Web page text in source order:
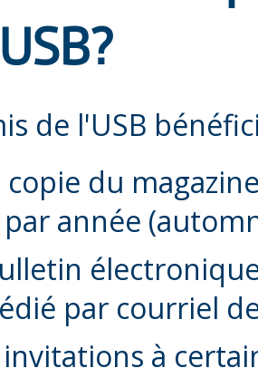
de l'USB
copie du
année
par courriel
à